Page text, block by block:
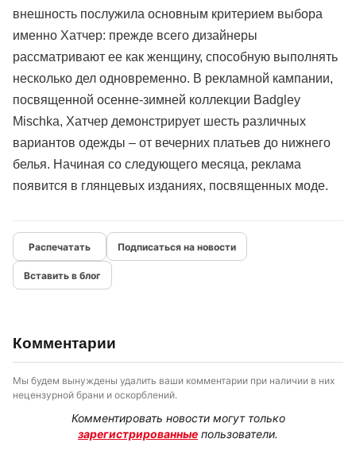
внешность послужила основным критерием выбора
именно Хатчер: прежде всего дизайнеры
рассматривают ее как женщину, способную выполнять
несколько дел одновременно. В рекламной кампании,
посвященной осенне-зимней коллекции Badgley
Mischka, Хатчер демонстрирует шесть различных
вариантов одежды – от вечерних платьев до нижнего
белья. Начиная со следующего месяца, реклама
появится в глянцевых изданиях, посвященных моде.
Подписаться на новости
Вставить в блог
Комментарии
Мы будем вынуждены удалить ваши комментарии при наличии в них
нецензурной брани и оскорблений.
Комментировать новости могут только
зарегистрированные пользователи.